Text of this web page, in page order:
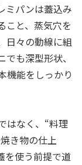
ミパンは蓋込み
こと、蒸気穴を
日々の動線に組
も深型形状、
機能をしっかり
はなく、“料理
き物の仕上
を使う前提で道